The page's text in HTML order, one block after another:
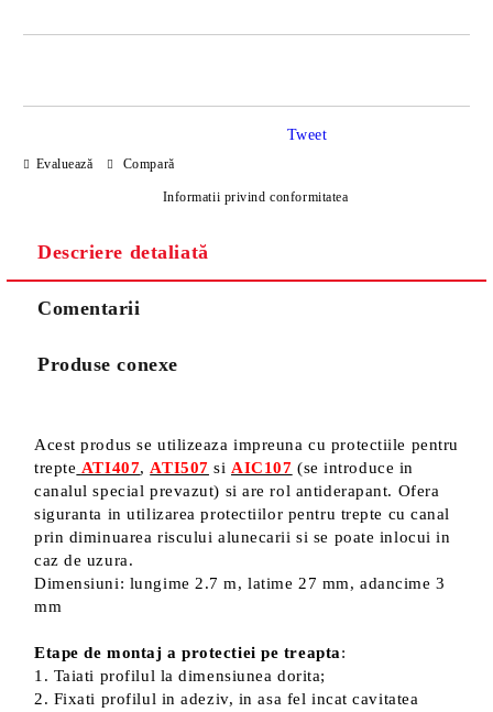
Sunt de acord cuPolitica de confidentialitate
Noi vă vom contacta pentru finalizarea comenzii.
Evaluează Compară
Informatii privind conformitatea
Tweet
Descriere detaliată
Comentarii
Produse conexe
Acest produs se utilizeaza impreuna cu protectiile pentru
trepte ATI407, ATI507 si AIC107 (se introduce in
canalul special prevazut) si are rol antiderapant. Ofera
siguranta in utilizarea protectiilor pentru trepte cu canal
prin diminuarea riscului alunecarii si se poate inlocui in
caz de uzura.
Dimensiuni: lungime 2.7 m, latime 27 mm, adancime 3
mm
Etape de montaj a protectiei pe treapta:
1. Taiati profilul la dimensiunea dorita;
2. Fixati profilul in adeziv, in asa fel incat cavitatea